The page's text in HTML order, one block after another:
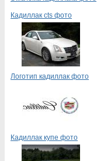
Кадиллак cts фото
Логотип кадиллак фото
Кадиллак купе фото